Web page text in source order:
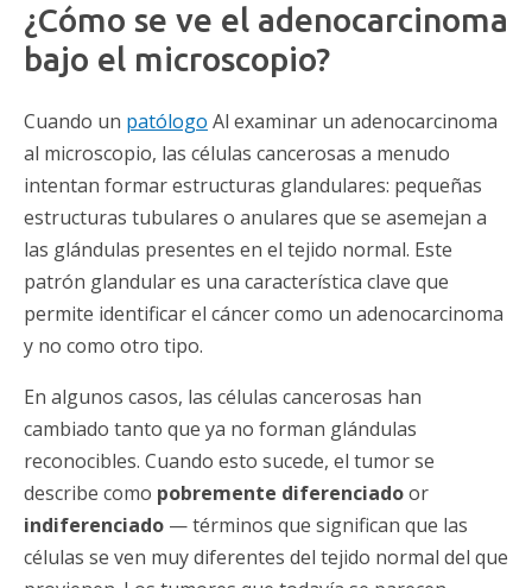
¿Cómo se ve el adenocarcinoma
bajo el microscopio?
Cuando un patólogo Al examinar un adenocarcinoma
al microscopio, las células cancerosas a menudo
intentan formar estructuras glandulares: pequeñas
estructuras tubulares o anulares que se asemejan a
las glándulas presentes en el tejido normal. Este
patrón glandular es una característica clave que
permite identificar el cáncer como un adenocarcinoma
y no como otro tipo.
En algunos casos, las células cancerosas han
cambiado tanto que ya no forman glándulas
reconocibles. Cuando esto sucede, el tumor se
describe como pobremente diferenciadoor
indiferenciado — términos que significan que las
células se ven muy diferentes del tejido normal del que